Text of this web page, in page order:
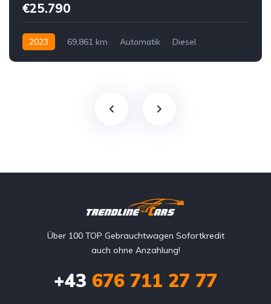
€25.790
2023 69,861 km Automatik
Diesel
Über 100 TOP Gebrauchtwagen Sofortkredit
auch ohne Anzahlung!
+43 676 711 27 77